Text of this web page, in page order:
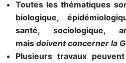
Toutes les thématiques
biologique,
santé, sociologique,
mais doivent concerner la
Plusieurs travaux